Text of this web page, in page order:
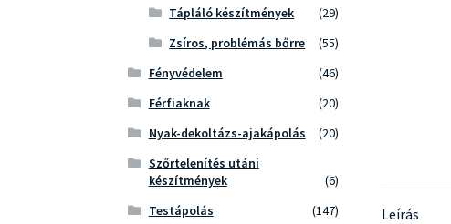
Leírás
Tápláló készítmények
(29)
Zsíros, problémás bőrre
(55)
Fényvédelem
(46)
Férfiaknak
(20)
Nyak-dekoltázs-ajakápolás
(20)
Szőrtelenítés utáni
készítmények
(6)
Testápolás
(147)